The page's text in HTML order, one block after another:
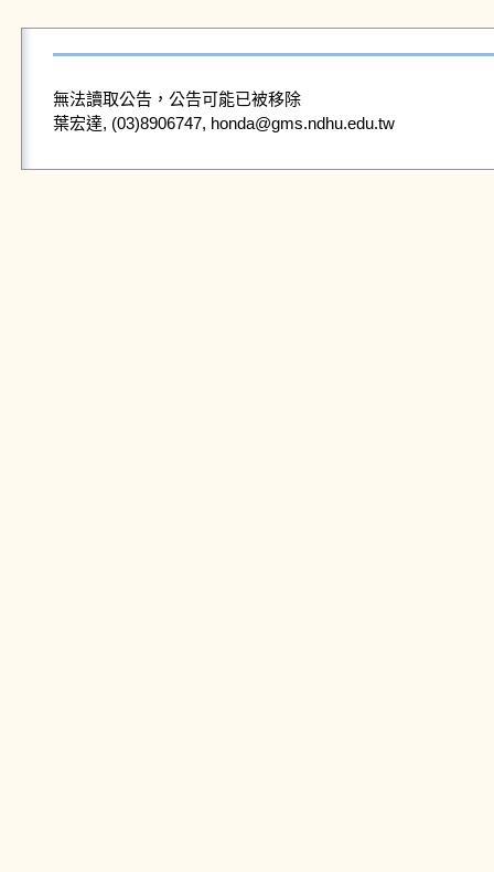
無法讀取公告，公告可能已被移除
葉宏達, (03)8906747, honda@gms.ndhu.edu.tw